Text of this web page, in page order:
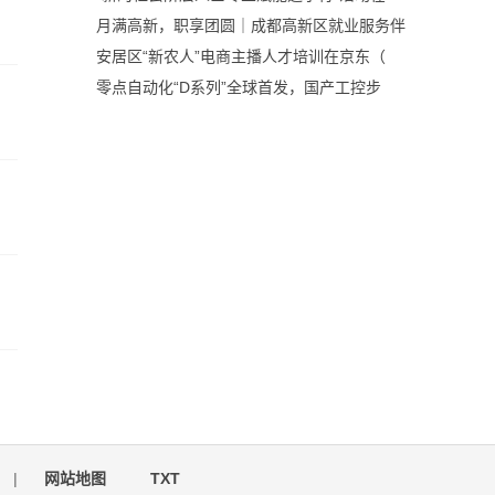
月满高新，职享团圆｜成都高新区就业服务伴
安居区“新农人”电商主播人才培训在京东（
零点自动化“D系列”全球首发，国产工控步
| 网站地图 TXT